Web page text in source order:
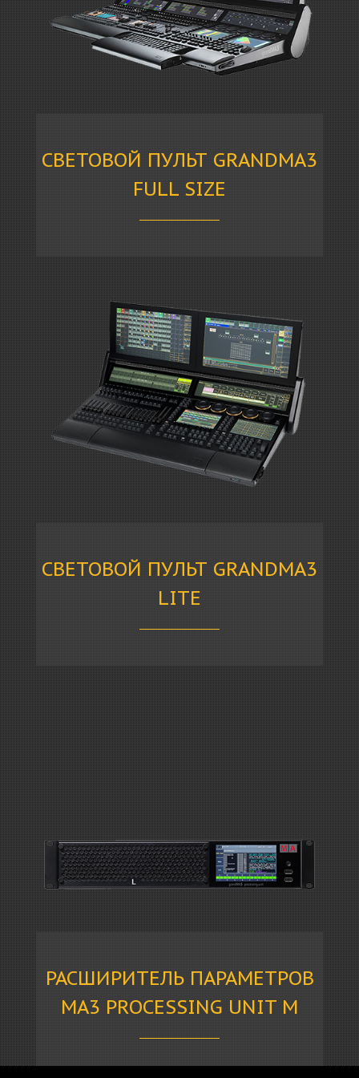
СВЕТОВОЙ ПУЛЬТ GRANDMA3
FULL SIZE
СВЕТОВОЙ ПУЛЬТ GRANDMA3
LITE
РАСШИРИТЕЛЬ ПАРАМЕТРОВ
MA3 PROCESSING UNIT M